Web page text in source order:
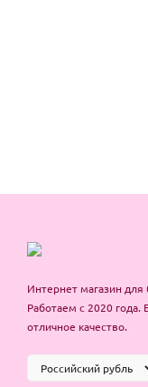
Интернет магазин
Работаем с 2020 года.
отличное качество.